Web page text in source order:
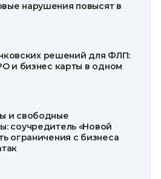
нарушения повысят в
решений для ФЛП:
и бизнес карты в одном
и свободные
соучредитель «Новой
ограничения с бизнеса